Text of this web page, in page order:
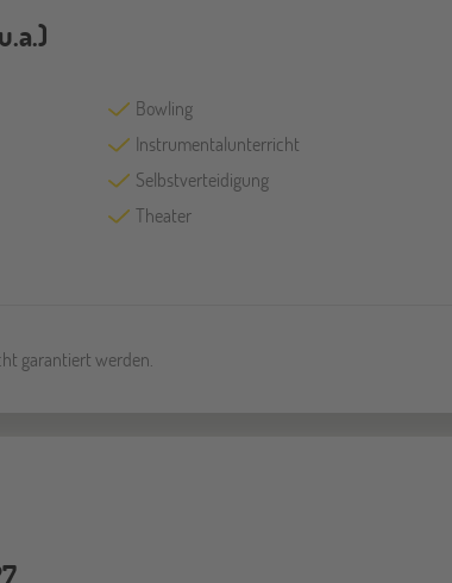
Bowling
Instrumentalunterricht
Selbstverteidigung
Theater
garantiert werden.